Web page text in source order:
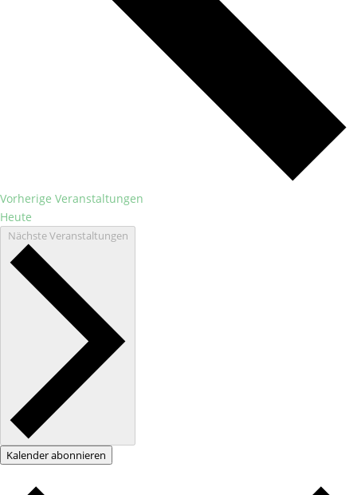
Vorherige Veranstaltungen
Heute
NächsteVeranstaltungen
Kalender abonnieren